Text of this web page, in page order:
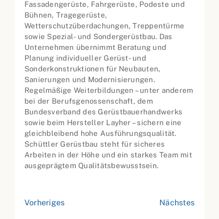
Fassadengerüste, Fahrgerüste, Podeste und
Bühnen, Tragegerüste,
Wetterschutzüberdachungen, Treppentürme
sowie Spezial- und Sondergerüstbau. Das
Unternehmen übernimmt Beratung und
Planung individueller Gerüst- und
Sonderkonstruktionen für Neubauten,
Sanierungen und Modernisierungen.
Regelmäßige Weiterbildungen – unter anderem
bei der Berufsgenossenschaft, dem
Bundesverband des Gerüstbauerhandwerks
sowie beim Hersteller Layher – sichern eine
gleichbleibend hohe Ausführungsqualität.
Schüttler Gerüstbau steht für sicheres
Arbeiten in der Höhe und ein starkes Team mit
ausgeprägtem Qualitätsbewusstsein.
Vorheriges Nächstes